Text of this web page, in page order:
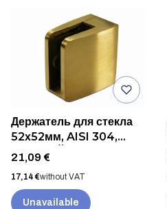
Держатель для стекла
52х52мм, AISI 304,
ЗОЛОТОЙ ШЛИФ
Price
21,09 €
Price
17,14 €without VAT
Unavailable